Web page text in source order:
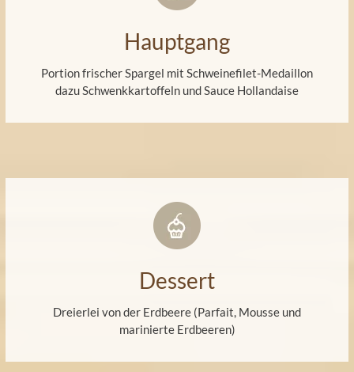
Hauptgang
Portion frischer Spargel mit Schweinefilet-Medaillon
dazu Schwenkkartoffeln und Sauce Hollandaise
Dessert
Dreierlei von der Erdbeere (Parfait, Mousse und
marinierte Erdbeeren)